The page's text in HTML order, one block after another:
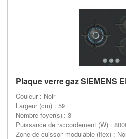
Plaque verre gaz SIEMENS
Couleur : Noir
Largeur (cm) : 59
Nombre foyer(s) : 3
Puissance de raccordement (W) :
Zone de cuisson modulable (flex) :